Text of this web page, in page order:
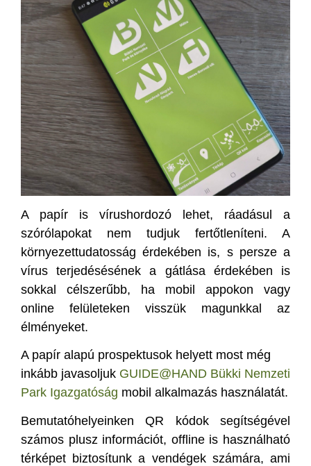
A papír is vírushordozó lehet, ráadásul a
szórólapokat nem tudjuk fertőtleníteni. A
környezettudatosság érdekében is, s persze a
vírus terjedésésének a gátlása érdekében is
sokkal célszerűbb, ha mobil appokon vagy
online felületeken visszük magunkkal az
élményeket.
A papír alapú prospektusok helyett most még
inkább javasoljuk GUIDE@HAND Bükki Nemzeti
Park Igazgatóság mobil alkalmazás használatát.
Bemutatóhelyeinken QR kódok segítségével
számos plusz információt, offline is használható
térképet biztosítunk a vendégek számára, ami